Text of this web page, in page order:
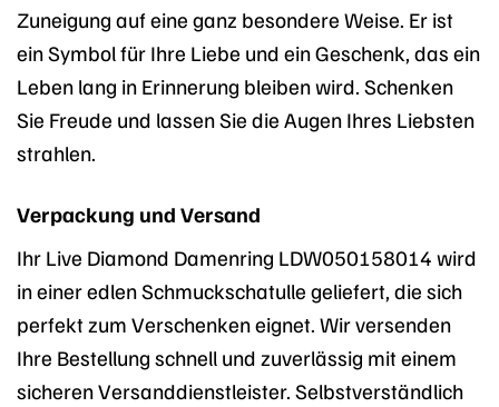
Zuneigung auf eine ganz besondere Weise. Er ist
ein Symbol für Ihre Liebe und ein Geschenk, das ein
Leben lang in Erinnerung bleiben wird. Schenken
Sie Freude und lassen Sie die Augen Ihres Liebsten
strahlen.
Verpackung und Versand
Ihr Live Diamond Damenring LDW050158014 wird
in einer edlen Schmuckschatulle geliefert, die sich
perfekt zum Verschenken eignet. Wir versenden
Ihre Bestellung schnell und zuverlässig mit einem
sicheren Versanddienstleister. Selbstverständlich